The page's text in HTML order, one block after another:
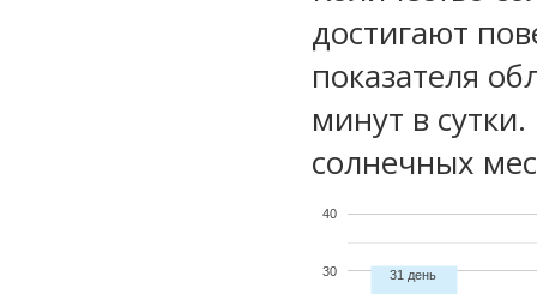
достигают
показателя
минут в
солнечных
30
40
31 день